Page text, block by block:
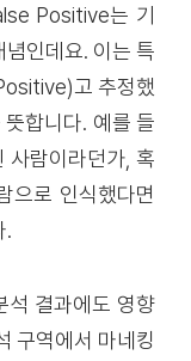
Positive는 기
인데요. 이는 특
고 추정했
합니다. 예를 들
사람이라던가, 혹
으로 인식했다면
.
결과에도 영향
구역에서 마네킹